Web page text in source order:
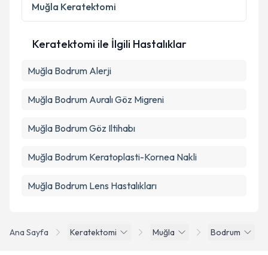
kapsamda işlenmesini kabul ediyorum.
Takvim Talebini Gönder
Ana Sayfa Keratektomi Muğla Bodrum
Muğla Keratektomi
Keratektomi ile İlgili Hastalıklar
Muğla Bodrum Alerji
Muğla Bodrum Auralı Göz Migreni
Muğla Bodrum Göz Iltihabı
Muğla Bodrum Keratoplasti-Kornea Nakli
Muğla Bodrum Lens Hastalıkları